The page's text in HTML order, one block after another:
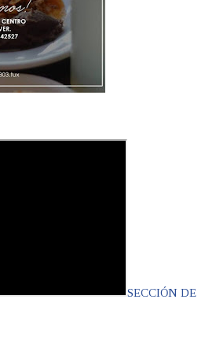
SECCIÓN DE